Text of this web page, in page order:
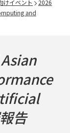
けイベント
2026
and
告